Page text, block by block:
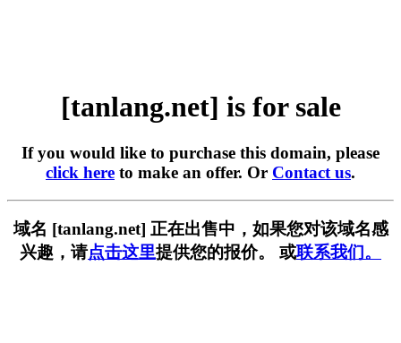
[tanlang.net] is for sale
If you would like to purchase this domain, please
click here to make an offer. Or Contact us.
域名 [tanlang.net] 正在出售中，如果您对该域名感
兴趣，请点击这里提供您的报价。 或联系我们。